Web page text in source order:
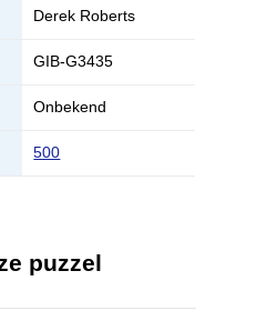
Derek Roberts
GIB-G3435
Onbekend
500
puzzel